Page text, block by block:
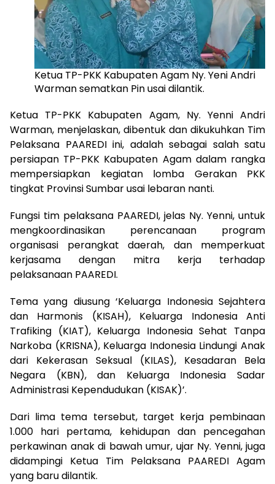
Ketua TP-PKK Kabupaten Agam Ny. Yeni Andri
Warman sematkan Pin usai dilantik.
Ketua TP-PKK Kabupaten Agam, Ny. Yenni Andri
Warman, menjelaskan, dibentuk dan dikukuhkan Tim
Pelaksana PAAREDI ini, adalah sebagai salah satu
persiapan TP-PKK Kabupaten Agam dalam rangka
mempersiapkan kegiatan lomba Gerakan PKK
tingkat Provinsi Sumbar usai lebaran nanti.
Fungsi tim pelaksana PAAREDI, jelas Ny. Yenni, untuk
mengkoordinasikan perencanaan program
organisasi perangkat daerah, dan memperkuat
kerjasama dengan mitra kerja terhadap
pelaksanaan PAAREDI.
Tema yang diusung ‘Keluarga Indonesia Sejahtera
dan Harmonis (KISAH), Keluarga Indonesia Anti
Trafiking (KIAT), Keluarga Indonesia Sehat Tanpa
Narkoba (KRISNA), Keluarga Indonesia Lindungi Anak
dari Kekerasan Seksual (KILAS), Kesadaran Bela
Negara (KBN), dan Keluarga Indonesia Sadar
Administrasi Kependudukan (KISAK)’.
Dari lima tema tersebut, target kerja pembinaan
1.000 hari pertama, kehidupan dan pencegahan
perkawinan anak di bawah umur, ujar Ny. Yenni, juga
didampingi Ketua Tim Pelaksana PAAREDI Agam
yang baru dilantik.